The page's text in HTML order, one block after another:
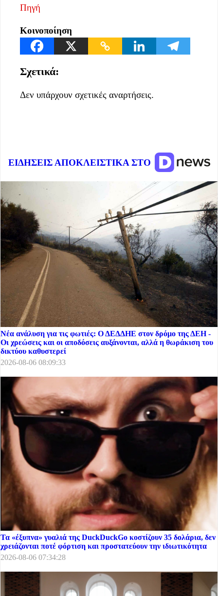
Πηγή
Κοινοποίηση
Σχετικά:
Δεν υπάρχουν σχετικές αναρτήσεις.
ΕΙΔΗΣΕΙΣ ΑΠΟΚΛΕΙΣΤΙΚΑ ΣΤΟ
Νέα ανάλυση για τις φωτιές: Ο ΔΕΔΔΗΕ στον δρόμο της ΔΕΗ -
Οι χρεώσεις και οι αποδόσεις αυξάνονται, αλλά η θωράκιση του
δικτύου καθυστερεί
2026-08-06 08:09:33
Τα «έξυπνα» γυαλιά της DuckDuckGo κοστίζουν 35 δολάρια, δεν
χρειάζονται ποτέ φόρτιση και προστατεύουν την ιδιωτικότητα
2026-08-06 07:34:28